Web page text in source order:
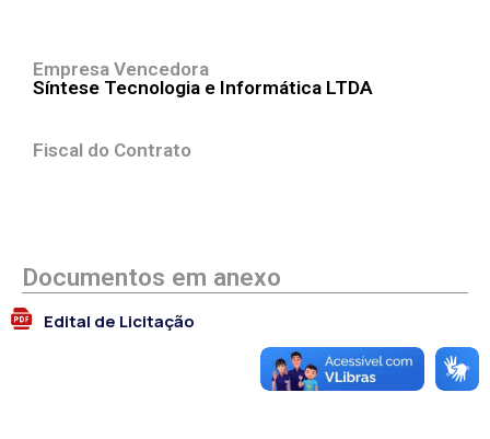
Empresa Vencedora
Síntese Tecnologia e Informática LTDA
Fiscal do Contrato
Documentos em anexo
Edital de Licitação